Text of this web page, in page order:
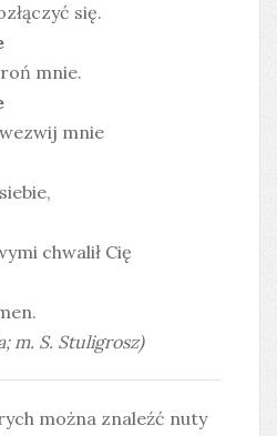
się.
mnie.
mnie
chwalił Cię
m. S. Stuligrosz)
można znaleźć nuty